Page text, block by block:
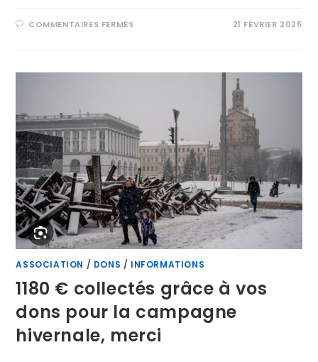
COMMENTAIRES FERMÉS 21 FÉVRIER 2025
ASSOCIATION / DONS / INFORMATIONS
1180 € collectés grâce à vos
dons pour la campagne
hivernale, merci